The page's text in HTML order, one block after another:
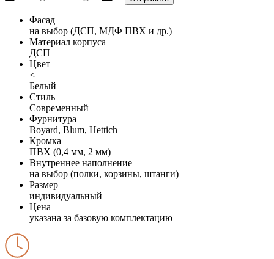
Фасад
на выбор (ДСП, МДФ ПВХ и др.)
Материал корпуса
ДСП
Цвет
<
Белый
Стиль
Современный
Фурнитура
Boyard, Blum, Hettich
Кромка
ПВХ (0,4 мм, 2 мм)
Внутреннее наполнение
на выбор (полки, корзины, штанги)
Размер
индивидуальный
Цена
указана за базовую комплектацию